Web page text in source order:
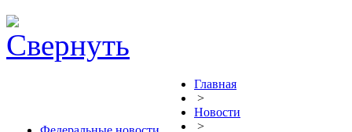
Главная
>
Новости
>